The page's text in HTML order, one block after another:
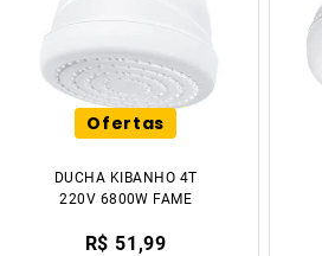
Ofertas
DUCHA KIBANHO 4T
220V 6800W FAME
R$ 51,99